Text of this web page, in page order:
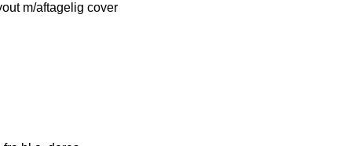
m/aftagelig cover